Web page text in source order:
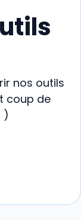
nos outils
coup de
)